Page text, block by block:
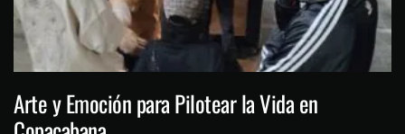
Arte y Emoción para Pilotear la Vida en